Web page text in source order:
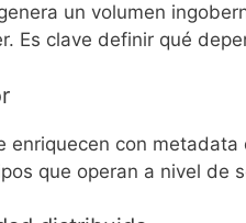
un volumen
Es clave definir qué
con
que operan a nivel de